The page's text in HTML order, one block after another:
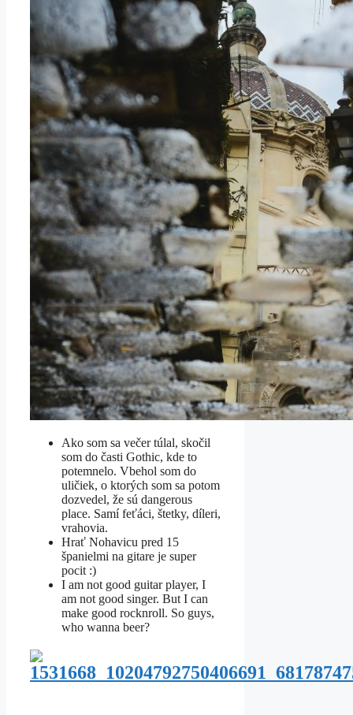
Ako som sa večer túlal, skočil
som do časti Gothic, kde to
potemnelo. Vbehol som do
uličiek, o ktorých som sa potom
dozvedel, že sú dangerous
place. Samí feťáci, štetky, díleri,
vrahovia.
Hrať Nohavicu pred 15
španielmi na gitare je super
pocit :)
I am not good guitar player, I
am not good singer. But I can
make good rocknroll. So guys,
who wanna beer?